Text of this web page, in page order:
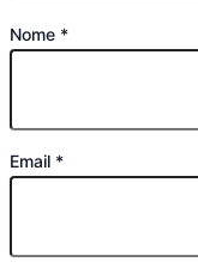
Nome *
Email *